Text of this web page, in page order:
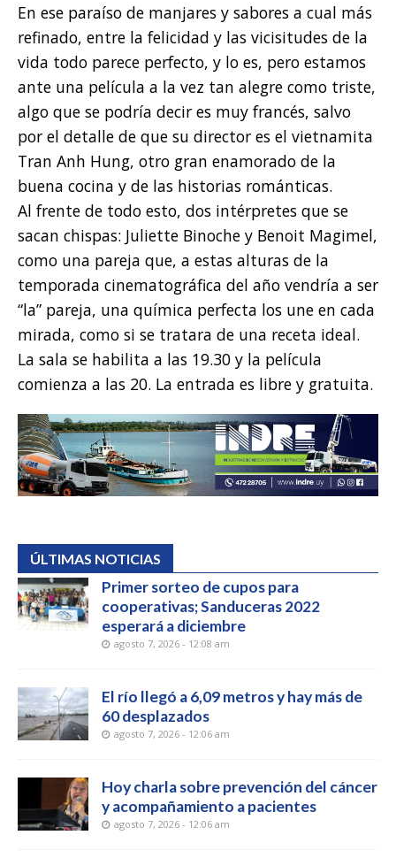
En ese paraíso de manjares y sabores a cual más
refinado, entre la felicidad y las vicisitudes de la
vida todo parece perfecto, y lo es, pero estamos
ante una película a la vez tan alegre como triste,
algo que se podría decir es muy francés, salvo
por el detalle de que su director es el vietnamita
Tran Anh Hung, otro gran enamorado de la
buena cocina y de las historias románticas.
Al frente de todo esto, dos intérpretes que se
sacan chispas: Juliette Binoche y Benoit Magimel,
como una pareja que, a estas alturas de la
temporada cinematográfica del año vendría a ser
“la” pareja, una química perfecta los une en cada
mirada, como si se tratara de una receta ideal.
La sala se habilita a las 19.30 y la película
comienza a las 20. La entrada es libre y gratuita.
ÚLTIMAS NOTICIAS
Primer sorteo de cupos para
cooperativas; Sanduceras 2022
esperará a diciembre
agosto 7, 2026 - 12:08 am
El río llegó a 6,09 metros y hay más de
60 desplazados
agosto 7, 2026 - 12:06 am
Hoy charla sobre prevención del cáncer
y acompañamiento a pacientes
agosto 7, 2026 - 12:06 am